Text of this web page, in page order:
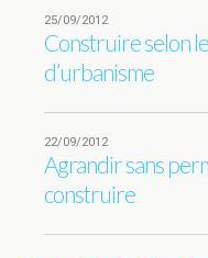
25/09/2012
Construire selon
d’urbanisme
22/09/2012
Agrandir sans
construire